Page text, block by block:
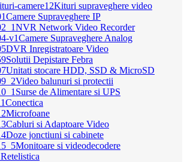
Kituri supraveghere video
Camere Supraveghere IP
NVR Network Video Recorder
Camere Supraveghere Analog
DVR Inregistratoare Video
Solutii Depistare Febra
Unitati stocare HDD, SSD & MicroSD
Video balunuri si protectii
Surse de Alimentare si UPS
Conectica
Microfoane
Cabluri si Adaptoare Video
Doze jonctiuni si cabinete
Monitoare si videodecodere
Retelistica